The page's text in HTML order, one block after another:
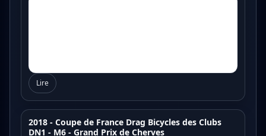
Lire
2018 - Coupe de France Drag Bicycles des Clubs
DN1 - M6 - Grand Prix de Cherves